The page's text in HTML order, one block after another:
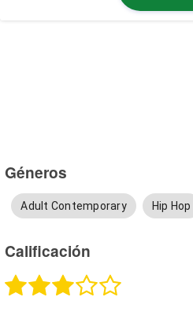
Géneros
Adult Contemporary Hip Hop
Calificación